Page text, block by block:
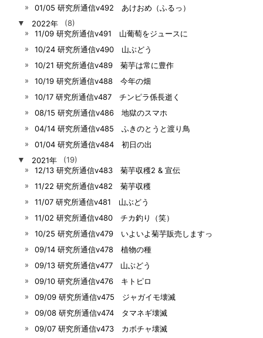
01/05 研究所通信v492 あけおめ（ふるっ）
▼
2022年
(8)
11/09 研究所通信v491 山葡萄をジュースに
10/24 研究所通信v490 山ぶどう
10/21 研究所通信v489 菊芋は常に豊作
10/19 研究所通信v488 今年の畑
10/17 研究所通信v487 チンピラ係長逝く
08/15 研究所通信v486 地獄のスマホ
04/14 研究所通信v485 ふきのとうと渡り鳥
01/04 研究所通信v484 初日の出
▼
2021年
(19)
12/13 研究所通信v483 菊芋収穫2 & 宣伝
11/22 研究所通信v482 菊芋収穫
11/07 研究所通信v481 山ぶどう
11/02 研究所通信v480 チカ釣り（笑）
10/25 研究所通信v479 いよいよ菊芋販売しますっ
09/14 研究所通信v478 植物の種
09/13 研究所通信v477 山ぶどう
09/10 研究所通信v476 キトピロ
09/09 研究所通信v475 ジャガイモ壊滅
09/08 研究所通信v474 タマネギ壊滅
09/07 研究所通信v473 カボチャ壊滅